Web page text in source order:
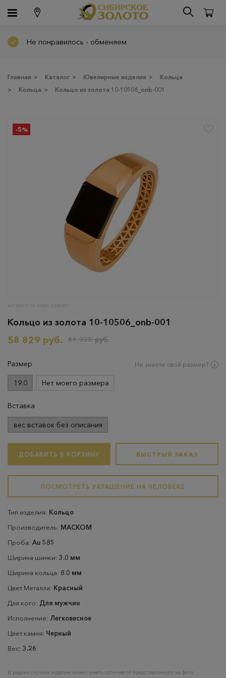
Не понравилось - обменяем
Главная > Каталог > Ювелирные изделия >
Кольца
>
Кольца > Кольцо из золота 10-10506_onb-001
-5%
АРТИКУЛ: 10-10506_ONB-001
Кольцо из золота 10-10506_onb-001
58 829 руб.
61 925 руб.
Размер Не знаете свой размер?
19.0 Нет моего размера
Вставка
вес вставок без описания
ДОБАВИТЬ В КОРЗИНУ БЫСТРЫЙ ЗАКАЗ
ПОСМОТРЕТЬ УКРАШЕНИЕ НА ЧЕЛОВЕКЕ
Тип изделия: Кольцо
Производитель: МАСКОМ
Проба: Au 585
Ширина шинки: 3.0 мм
Ширина кольца: 8.0 мм
Цвет Металла: Красный
Для кого: Для мужчин
Исполнение: Легковесное
Цвет камня: Черный
Вес: 3.26
В редких случаях изделие может иметь отличие от представленного на фото